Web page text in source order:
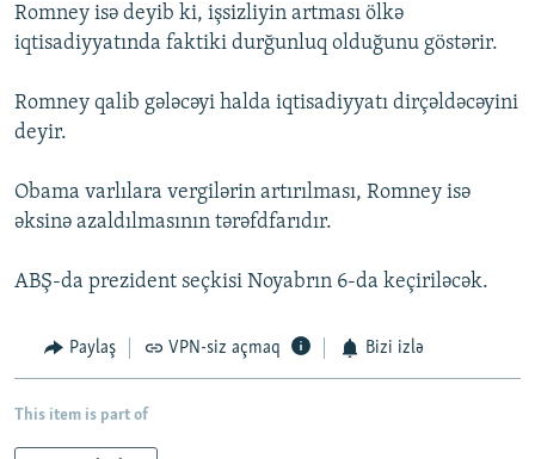
Romney isə deyib ki, işsizliyin artması ölkə
iqtisadiyyatında faktiki durğunluq olduğunu göstərir.
Romney qalib gələcəyi halda iqtisadiyyatı dirçəldəcəyini
deyir.
Obama varlılara vergilərin artırılması, Romney isə
əksinə azaldılmasının tərəfdfarıdır.
ABŞ-da prezident seçkisi Noyabrın 6-da keçiriləcək.
Paylaş VPN-siz açmaq Bizi izlə
This item is part of